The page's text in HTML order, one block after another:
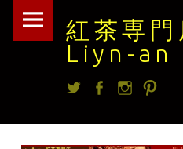
紅茶専
Liyn-an
紅
Skip
Twitterfacebook